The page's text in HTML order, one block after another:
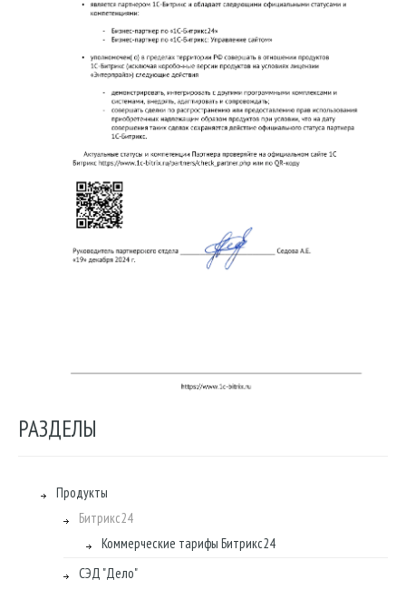
РАЗДЕЛЫ
Продукты
Битрикс24
Коммерческие тарифы Битрикс24
СЭД "Дело"